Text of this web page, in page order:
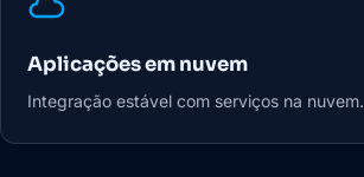
Aplicações em nuvem
Integração estável com serviços na nuvem.